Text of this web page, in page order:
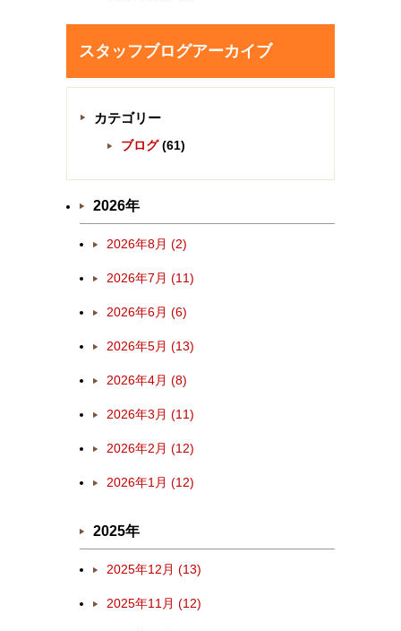
スタッフブログアーカイブ
カテゴリー
ブログ(61)
2026年
2026年8月 (2)
2026年7月 (11)
2026年6月 (6)
2026年5月 (13)
2026年4月 (8)
2026年3月 (11)
2026年2月 (12)
2026年1月 (12)
2025年
2025年12月 (13)
2025年11月 (12)